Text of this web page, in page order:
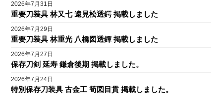
2026年7月31日
重要刀装具 林又七 遠見松透鍔 掲載しました
2026年7月29日
重要刀装具 林重光 八橋図透鐔 掲載しました
2026年7月27日
保存刀剣 延寿 鎌倉後期 掲載しました。
2026年7月24日
特別保存刀装具 古金工 筍図目貫 掲載しました。